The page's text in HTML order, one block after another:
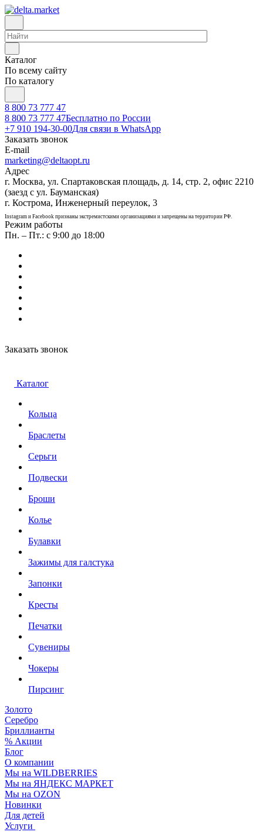
Каталог
По всему сайту
По каталогу
8 800 73 777 47
8 800 73 777 47Бесплатно по России
+7 910 194-30-00Для связи в WhatsApp
Заказать звонок
E-mail
marketing@deltaopt.ru
Адрес
г. Москва, ул. Спартаковская площадь, д. 14, стр. 2, офис 2210
(заезд с ул. Бауманская)
г. Кострома, Инженерный переулок, 3
Instagram и Facebook признаны экстремистскими организациями и запрещены на территории РФ.
Режим работы
Пн. – Пт.: с 9:00 до 18:00
Заказать звонок
Каталог
Кольца
Браслеты
Серьги
Подвески
Броши
Колье
Булавки
Зажимы для галстука
Запонки
Кресты
Печатки
Сувениры
Чокеры
Пирсинг
Золото
Серебро
Бриллианты
% Акции
Блог
О компании
Мы на WILDBERRIES
Мы на ЯНДЕКС МАРКЕТ
Мы на OZON
Новинки
Для детей
Услуги